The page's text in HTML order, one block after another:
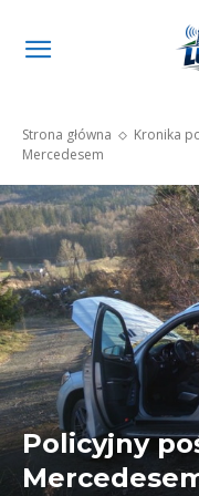
Strona główna Kronika
Mercedesem
Policyjny